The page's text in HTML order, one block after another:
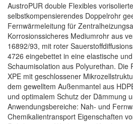
AustroPUR double Flexibles
selbstkompensierendes Doppelrohr
Fernwärmeleitung für
Korrosionssicheres Mediumrohr aus
16892/93, mit roter
4726 eingebettet in eine elastische
Schaumisolation aus Polyurethan. Die
XPE mit geschlossener
dem gewelltem Außenmantel aus
und optimalem Schutz der Dämmung
Anwendungsbereiche: Nah- und
Chemikalientransport Eigenschaften